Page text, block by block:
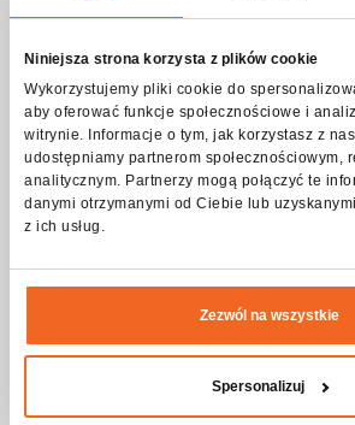
Niniejsza strona korzysta z plików cookie
Wykorzystujemy pliki cookie do
aby oferować funkcje społecznościowe i
witrynie. Informacje o tym, jak korzystasz z
udostępniamy partnerom społecznościowym,
analitycznym. Partnerzy mogą połączyć te
danymi otrzymanymi od Ciebie lub
z ich usług.
Zezwól na wszystkie
Spersonalizuj
cromática (CRI)
Sistema de mezcla de colores
RGBWAUV 8 bit
Atenuación
Atenuación
Ángulo de haz
Luz estroboscópica - frecuencia